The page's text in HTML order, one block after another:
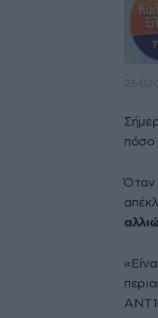
πόσο
Όταν
ΑΝΤ1